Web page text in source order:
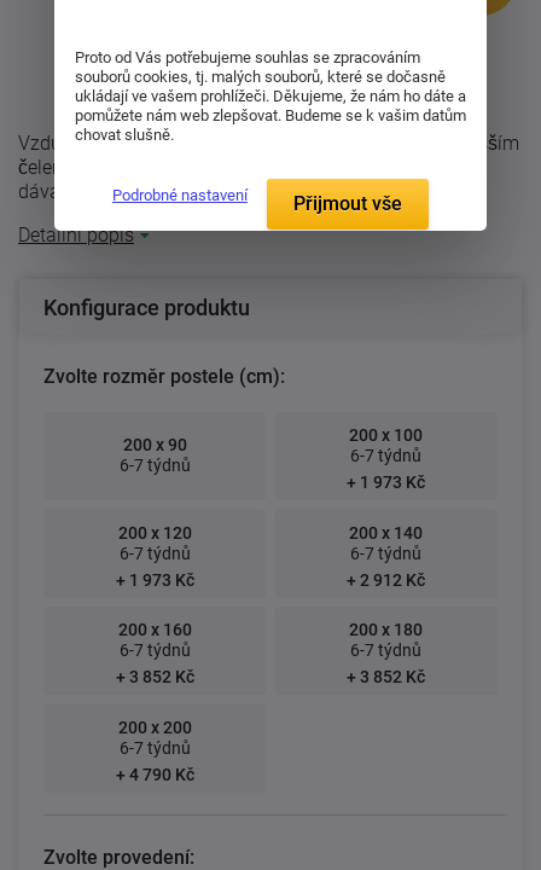
Vzdušná dřevěná postel z masivu Roland 50 Plus z vyšším
čelem i ložnou plochou. Masivní 20cm vysoké bočnice
dávají posteli dojem ...
Detailní popis
Konfigurace produktu
Zvolte rozměr postele (cm):
200 x 90
6-7 týdnů
200 x 100
6-7 týdnů
+ 1 973 Kč
200 x 120
6-7 týdnů
+ 1 973 Kč
200 x 140
6-7 týdnů
+ 2 912 Kč
200 x 160
6-7 týdnů
+ 3 852 Kč
200 x 180
6-7 týdnů
+ 3 852 Kč
200 x 200
6-7 týdnů
+ 4 790 Kč
Zvolte provedení:
Proto od Vás potřebujeme souhlas se zpracováním
souborů cookies, tj. malých souborů, které se dočasně
ukládají ve vašem prohlížeči. Děkujeme, že nám ho dáte a
pomůžete nám web zlepšovat. Budeme se k vašim datům
chovat slušně.
Podrobné nastavení Přijmout vše